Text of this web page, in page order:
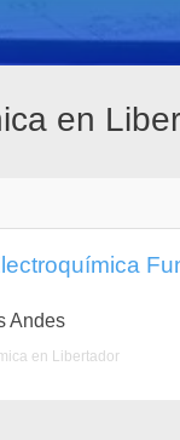
en
Andes
en Libertador